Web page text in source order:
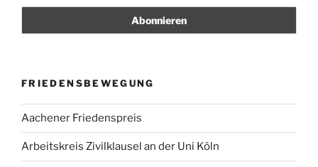
FRIEDENSBEWEGUNG
Aachener Friedenspreis
Arbeitskreis Zivilklausel an der Uni Köln